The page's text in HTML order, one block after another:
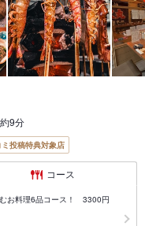
9分
ミ投稿特典対象店
コース
むお料理6品コース！ 3300円